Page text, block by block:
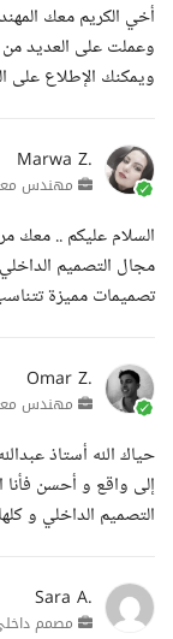
أخي الكريم معك
وعملت على العديد
ويمكنك الإطلاع على
Marwa Z.
مهندس
السلام عليكم .. معك
مجال التصميم
تصميمات مميزة
Omar Z.
مهندس
حياك الله أستاذ
التصميم الداخلي و
Sara A.
مصمم